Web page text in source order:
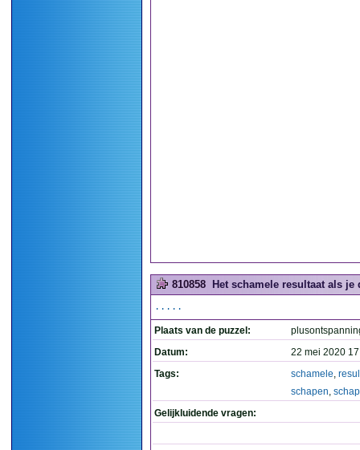
810858 Het schamele resultaat als
.....
Plaats van de puzzel:
Datum:
22 mei 2020
Tags:
schamele,
schapen,
Gelijkluidende vragen: